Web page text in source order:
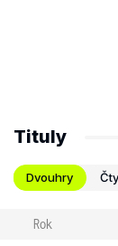
Tituly
Dvouhry
Rok